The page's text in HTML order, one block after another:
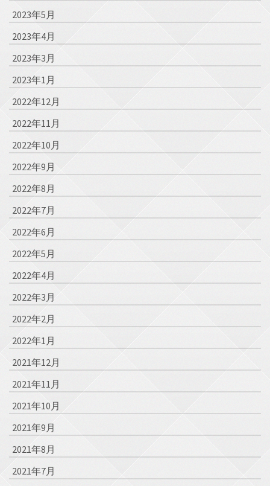
2023年5月
2023年4月
2023年3月
2023年1月
2022年12月
2022年11月
2022年10月
2022年9月
2022年8月
2022年7月
2022年6月
2022年5月
2022年4月
2022年3月
2022年2月
2022年1月
2021年12月
2021年11月
2021年10月
2021年9月
2021年8月
2021年7月